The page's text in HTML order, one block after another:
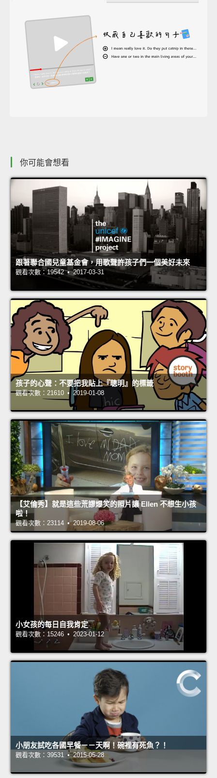
你可能會想看
跟著聯合國兒童基金會，用歌聲許孩子們一個美好未來
觀看次數：19542 • 2017-03-31
孩子的心聲：不要把我貼上『聰明』的標籤
觀看次數：21610 • 2019-01-08
【艾倫秀】就是這些荒謬爆笑的照片讓 Ellen 不想生小孩
啦！
觀看次數：23114 • 2019-08-06
小女孩的每日自我肯定
觀看次數：15246 • 2023-01-12
小朋友試吃各國早餐－－天啊！碗裡有死魚？！
觀看次數：39531 • 2015-05-28